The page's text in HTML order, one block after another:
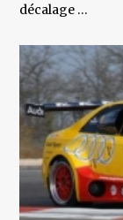
décalage …